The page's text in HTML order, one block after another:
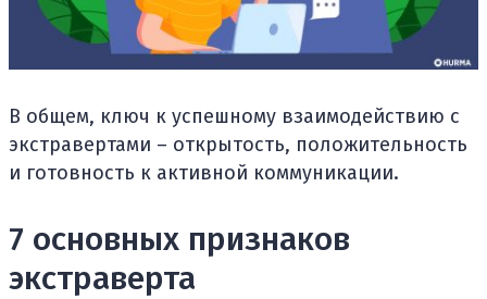
В общем, ключ к успешному взаимодействию с
экстравертами – открытость, положительность
и готовность к активной коммуникации.
7 основных признаков
экстраверта